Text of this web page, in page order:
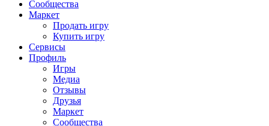
Сообщества
Маркет
Продать игру
Купить игру
Сервисы
Профиль
Игры
Медиа
Отзывы
Друзья
Маркет
Сообщества